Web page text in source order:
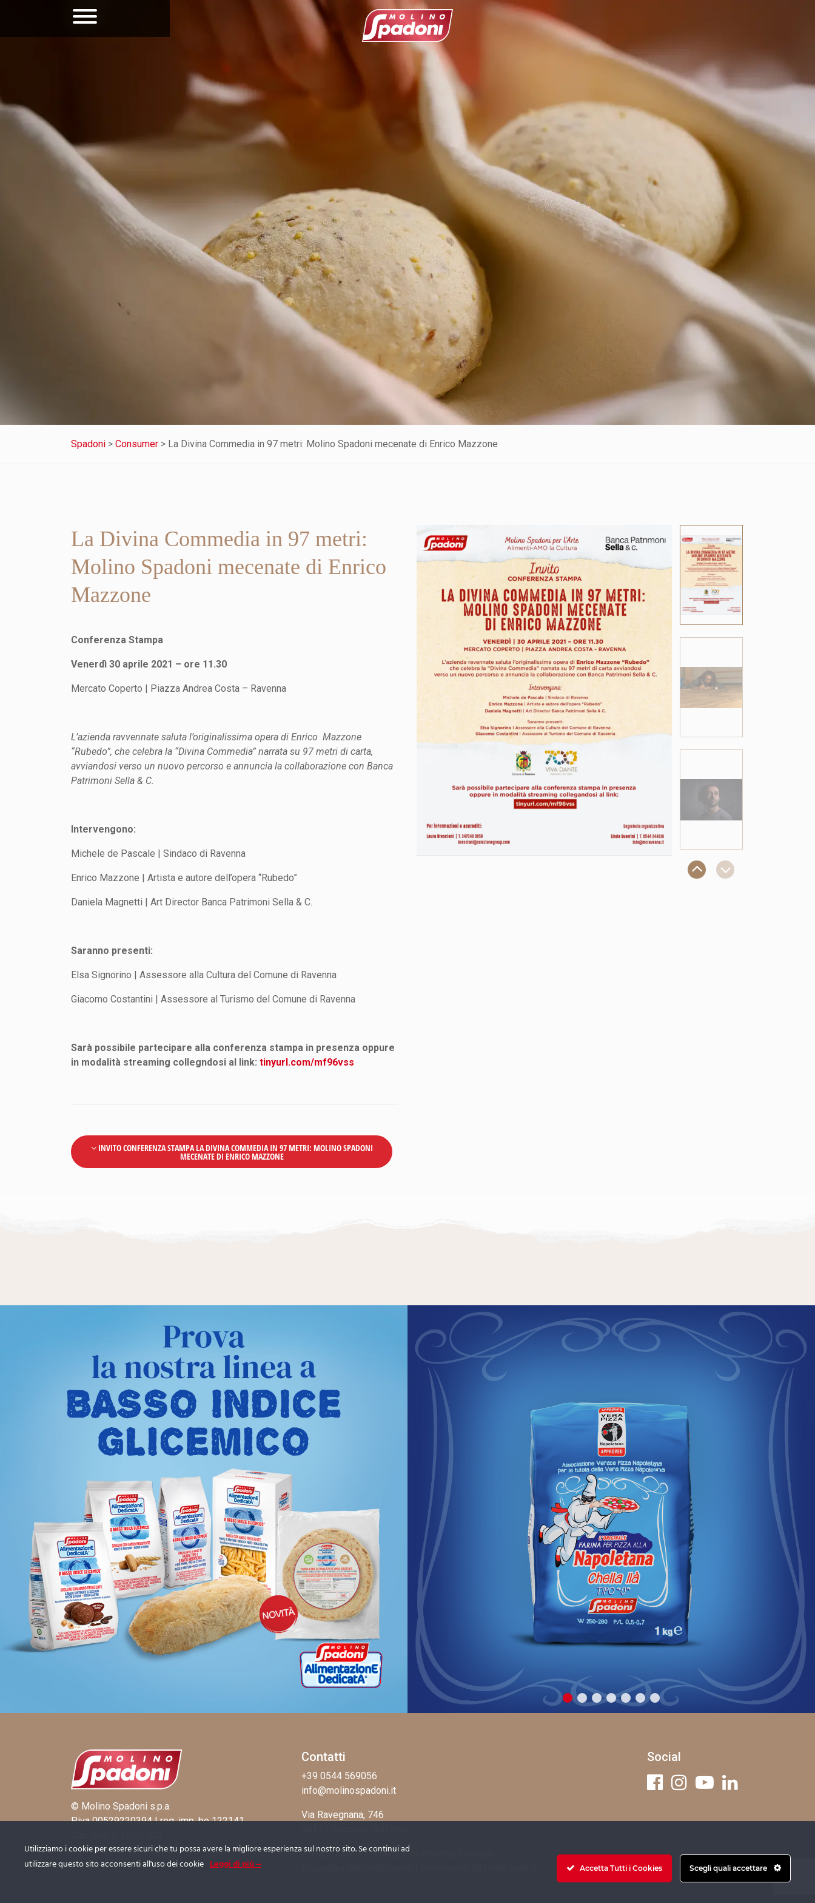
Spadoni > Consumer > La Divina Commedia in 97 metri: Molino Spadoni mecenate di Enrico Mazzone
La Divina Commedia in 97 metri:
Molino Spadoni mecenate di Enrico
Mazzone
Conferenza Stampa
Venerdì 30 aprile 2021 – ore 11.30
Mercato Coperto | Piazza Andrea Costa – Ravenna
L’azienda ravvennate saluta l’originalissima opera di Enrico Mazzone
“Rubedo”, che celebra la “Divina Commedia” narrata su 97 metri di carta,
avviandosi verso un nuovo percorso e annuncia la collaborazione con Banca
Patrimoni Sella & C.
Intervengono:
Michele de Pascale | Sindaco di Ravenna
Enrico Mazzone | Artista e autore dell’opera “Rubedo”
Daniela Magnetti | Art Director Banca Patrimoni Sella & C.
Saranno presenti:
Elsa Signorino | Assessore alla Cultura del Comune di Ravenna
Giacomo Costantini | Assessore al Turismo del Comune di Ravenna
Sarà possibile partecipare alla conferenza stampa in presenza oppure
in modalità streaming collegndosi al link: tinyurl.com/mf96vss
INVITO CONFERENZA STAMPA LA DIVINA COMMEDIA IN 97 METRI: MOLINO SPADONI
MECENATE DI ENRICO MAZZONE
© Molino Spadoni s.p.a.
P.iva 00529220394 | reg. imp. bo 122141
ALL RIGHTS RESERVED
Contatti
+39 0544 569056
info@molinospadoni.it
Via Ravegnana, 746
Privacy|Cookie Policy|Informativa Fornitori
Social
Utilizziamo i cookie per essere sicuri che tu possa avere la migliore esperienza sul nostro sito. Se continui ad
utilizzare questo sito acconsenti all'uso dei cookie
Leggi di più Accetta Tutti i Cookies Scegli quali accettare